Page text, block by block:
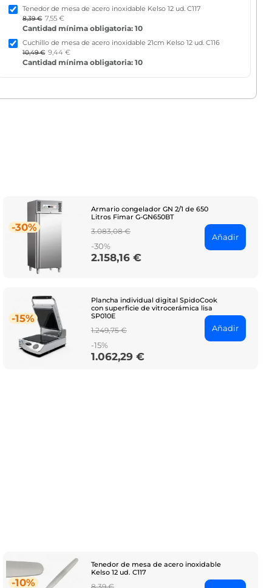
Tenedor de mesa de acero inoxidable Kelso 12 ud. C117
8,39 € 7,55 €
Cantidad mínima obligatoria: 10
Cuchillo de mesa de acero inoxidable 21cm Kelso 12 ud. C116
10,49 € 9,44 €
Cantidad mínima obligatoria: 10
-30%
Armario congelador GN 2/1 de 650
Litros Fimar G-GN650BT
Regular
price
3.083,08 €
-30%
Price
2.158,16 €
Añadir
-15%
Plancha individual digital SpidoCook
con superficie de vitrocerámica lisa
SP010E
Regular
price
1.249,75 €
-15%
Price
1.062,29 €
Añadir
-10%
Tenedor de mesa de acero inoxidable
Kelso 12 ud. C117
Regular